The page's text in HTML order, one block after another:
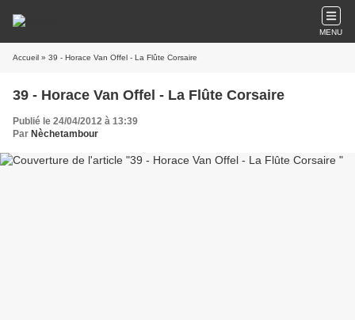
MENU
Accueil » 39 - Horace Van Offel - La Flûte Corsaire
39 - Horace Van Offel - La Flûte Corsaire
Publié le 24/04/2012 à 13:39
Par Nèchetambour